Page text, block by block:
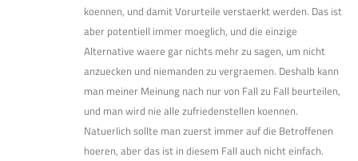
koennen, und damit Vorurteile verstaerkt werden. Das ist
aber potentiell immer moeglich, und die einzige
Alternative waere gar nichts mehr zu sagen, um nicht
anzuecken und niemanden zu vergraemen. Deshalb kann
man meiner Meinung nach nur von Fall zu Fall beurteilen,
und man wird nie alle zufriedenstellen koennen.
Natuerlich sollte man zuerst immer auf die Betroffenen
hoeren, aber das ist in diesem Fall auch nicht einfach.